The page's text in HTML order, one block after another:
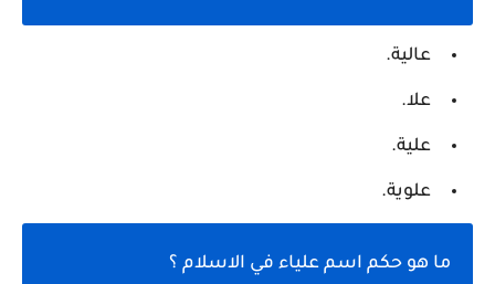
عالية.
علا.
علية.
علوية.
ما هو حكم اسم علياء في الاسلام ؟